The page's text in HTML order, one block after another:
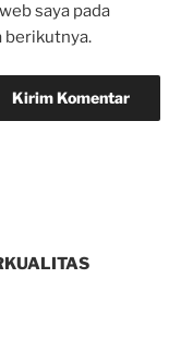
saya pada
berikutnya.